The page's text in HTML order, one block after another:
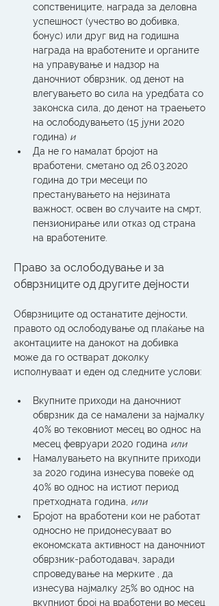
сопствениците, награда за деловна
успешност (учество во добивка,
бонус) или друг вид на годишна
награда на вработените и органите
на управување и надзор на
даночниот обврзник, од денот на
влегувањето во сила на уредбата со
законска сила, до денот на траењето
на ослободувањето (15 јуни 2020
година) и
Да не го намалат бројот на
вработени, сметано од 26.03.2020
година до три месеци по
престанувањето на нејзината
важност, освен во случаите на смрт,
пензионирање или отказ од страна
на вработените.
Право за ослободување и за
обврзниците од другите дејности
Обврзниците од останатите дејности,
правото од ослободување од плаќање на
аконтациите на данокот на добивка
може да го остварат доколку
исполнуваат и еден од следните услови:
Вкупните приходи на даночниот
обврзник да се намалени за најмалку
40% во тековниот месец во однос на
месец февруари 2020 година или
Намалувањето на вкупните приходи
за 2020 година изнесува повеќе од
40% во однос на истиот период
претходната година, или
Бројот на вработени кои не работат
односно не придонесуваат во
економската активност на даночниот
обврзник-работодавач, заради
спроведување на мерките , да
изнесува најмалку 25% во однос на
вкупниот број на вработени во месец